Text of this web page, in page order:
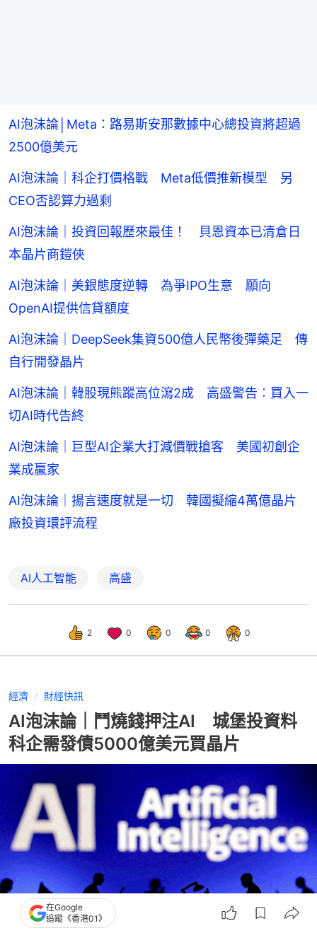
AI泡沬論│Meta：路易斯安那數據中心總投資將超過
2500億美元
AI泡沫論｜科企打價格戰 Meta低價推新模型 另
CEO否認算力過剩
AI泡沫論｜投資回報歷來最佳！ 貝恩資本已清倉日
本晶片商鎧俠
AI泡沫論｜美銀態度逆轉 為爭IPO生意 願向
OpenAI提供信貸額度
AI泡沫論｜DeepSeek集資500億人民幣後彈藥足 傳
自行開發晶片
AI泡沫論｜韓股現熊蹤高位瀉2成 高盛警告︰買入一
切AI時代告終
AI泡沫論｜巨型AI企業大打減價戰搶客 美國初創企
業成贏家
AI泡沫論｜揚言速度就是一切 韓國擬縮4萬億晶片
廠投資環評流程
AI人工智能 高盛
2 0 0 0 0
經濟 財經快訊
AI泡沫論｜鬥燒錢押注AI 城堡投資料
科企需發債5000億美元買晶片
在Google
追蹤《香港01》